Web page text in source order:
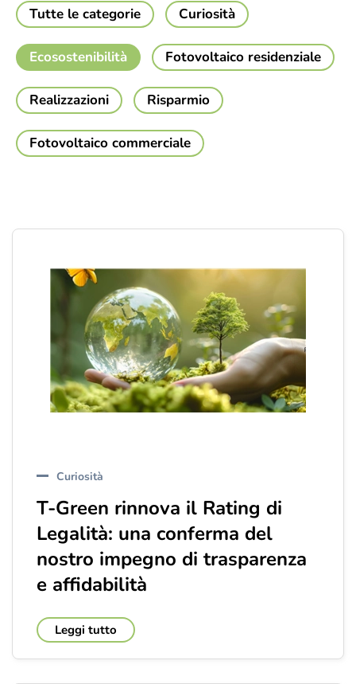
Tutte le categorie Curiosità
Ecosostenibilità Fotovoltaico residenziale
Realizzazioni Risparmio
Fotovoltaico commerciale
Curiosità
T-Green rinnova il Rating di
Legalità: una conferma del
nostro impegno di trasparenza
e affidabilità
Leggi tutto